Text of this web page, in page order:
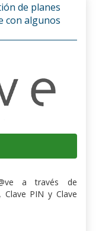
de planes
con algunos
a través de
PIN y Clave